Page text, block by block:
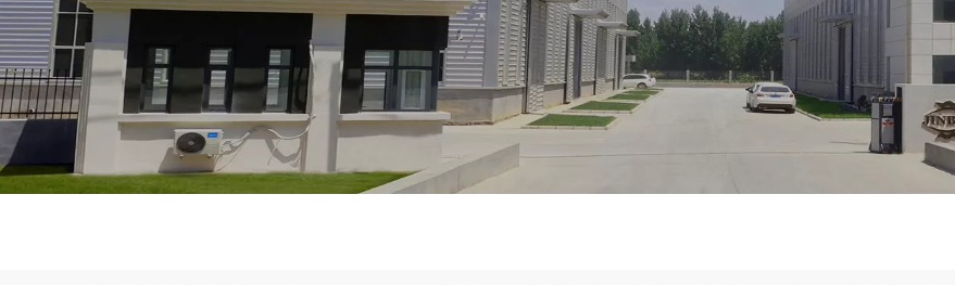
Hoja de acrílico esmerilado
Hoja de acrílico espejo
Hoja de acrílico de patrón
Hoja acrílica súper gruesa
Panel de pared de WPC
Panel de pared ultravioleta
Noticias de la compañía